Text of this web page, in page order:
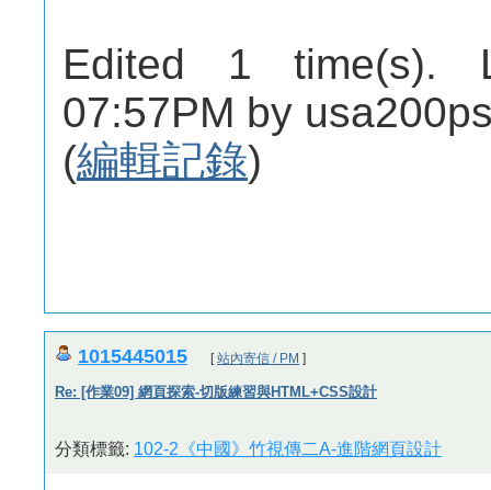
Edited 1 time(s).
07:57PM by
(編輯記錄)
1015445015 [站內寄信 / PM ]
Re: [作業09] 網頁探索-切版練習與HTML+CSS設計
分類標籤: 102-2《中國》竹視傳二A-進階網頁設計